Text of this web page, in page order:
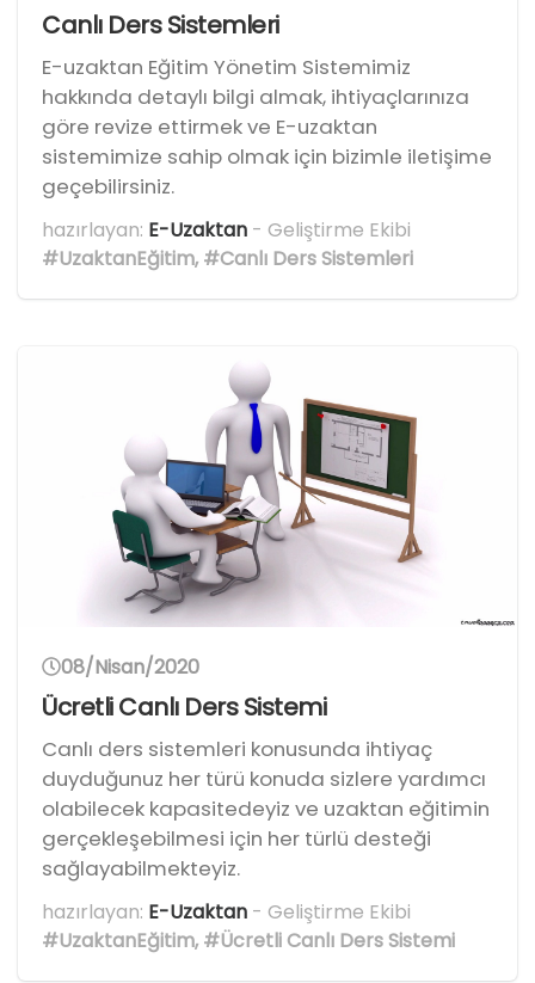
Canlı Ders Sistemleri
E-uzaktan Eğitim Yönetim Sistemimiz
hakkında detaylı bilgi almak, ihtiyaçlarınıza
göre revize ettirmek ve E-uzaktan
sistemimize sahip olmak için bizimle iletişime
geçebilirsiniz.
hazırlayan: E-Uzaktan - Geliştirme Ekibi
#UzaktanEğitim,#Canlı Ders Sistemleri
08/Nisan/2020
Ücretli Canlı Ders Sistemi
Canlı ders sistemleri konusunda ihtiyaç
duyduğunuz her türü konuda sizlere yardımcı
olabilecek kapasitedeyiz ve uzaktan eğitimin
gerçekleşebilmesi için her türlü desteği
sağlayabilmekteyiz.
hazırlayan: E-Uzaktan - Geliştirme Ekibi
#UzaktanEğitim,#Ücretli Canlı Ders Sistemi